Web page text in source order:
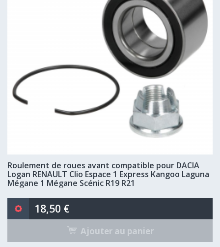
Roulement de roues avant compatible pour DACIA
Logan RENAULT Clio Espace 1 Express Kangoo Laguna
Mégane 1 Mégane Scénic R19 R21
18,50 €
Ajouter au panier